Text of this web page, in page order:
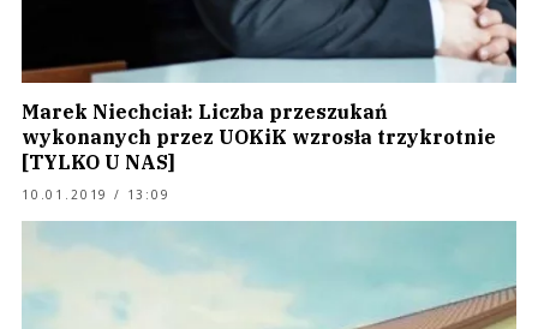
Marek Niechciał: Liczba przeszukań
wykonanych przez UOKiK wzrosła trzykrotnie
[TYLKO U NAS]
10.01.2019 / 13:09